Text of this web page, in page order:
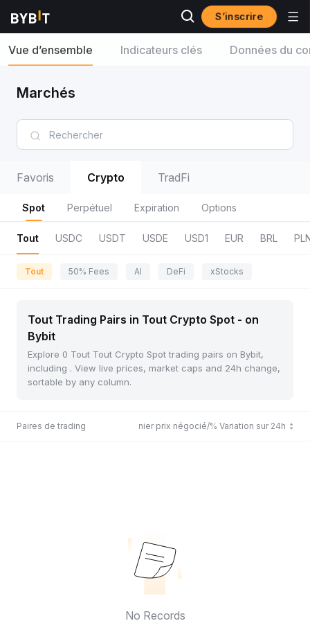
S’inscrire
Vue d’ensemble Indicateurs clés Données du
Marchés
Favoris Crypto TradFi
Spot Perpétuel Expiration Options
Tout USDC USDT USDE USD1 EUR BRL
Tout 50% Fees AI DeFi xStocks
Tout Trading Pairs in Tout Crypto Spot - on
Bybit
Explore 0 Tout Tout Crypto Spot trading pairs on Bybit,
including . View live prices, market caps and 24h change,
sortable by any column.
Paires de trading Dernier prix négocié/% Variation sur 24h
No Records